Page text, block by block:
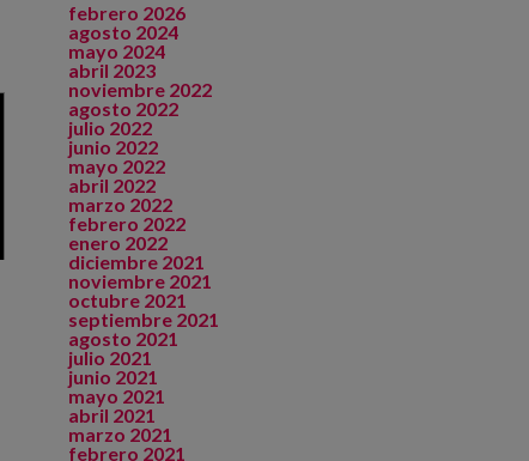
febrero 2026
agosto 2024
mayo 2024
abril 2023
noviembre 2022
agosto 2022
julio 2022
junio 2022
mayo 2022
abril 2022
marzo 2022
febrero 2022
enero 2022
diciembre 2021
noviembre 2021
octubre 2021
septiembre 2021
agosto 2021
julio 2021
junio 2021
mayo 2021
abril 2021
marzo 2021
febrero 2021